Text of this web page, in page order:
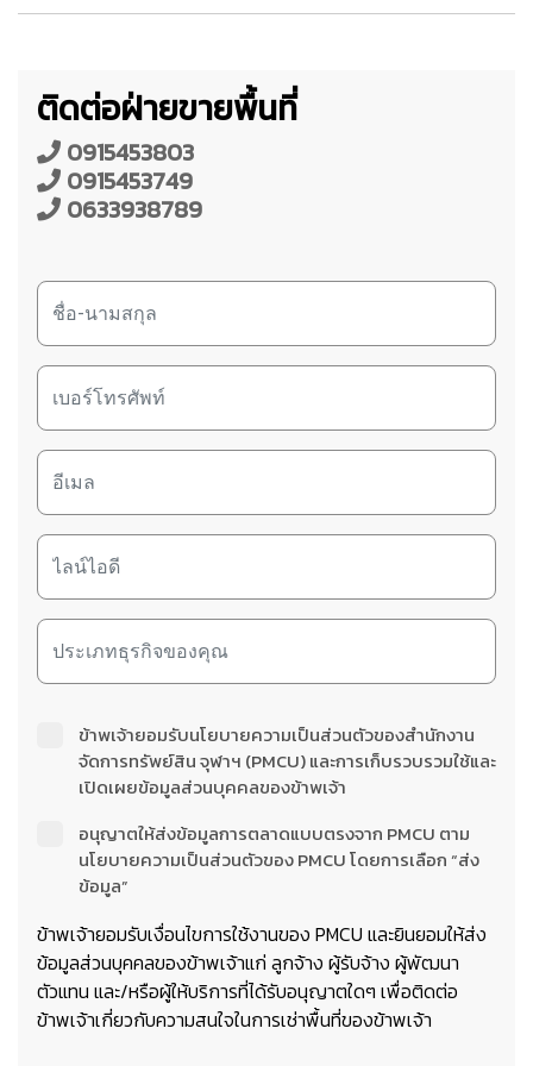
ติดต่อฝ่ายขายพื้นที่
0915453803
0915453749
0633938789
ข้าพเจ้ายอมรับนโยบายความเป็นส่วนตัวของสำนักงาน
จัดการทรัพย์สิน จุฬาฯ (PMCU) และการเก็บรวบรวมใช้และ
เปิดเผยข้อมูลส่วนบุคคลของข้าพเจ้า
อนุญาตให้ส่งข้อมูลการตลาดแบบตรงจาก PMCU ตาม
นโยบายความเป็นส่วนตัวของ PMCU โดยการเลือก “ส่ง
ข้อมูล”
ข้าพเจ้ายอมรับเงื่อนไขการใช้งานของ PMCU และยินยอมให้ส่ง
ข้อมูลส่วนบุคคลของข้าพเจ้าแก่ ลูกจ้าง ผู้รับจ้าง ผู้พัฒนา
ตัวแทน และ/หรือผู้ให้บริการที่ได้รับอนุญาตใดๆ เพื่อติดต่อ
ข้าพเจ้าเกี่ยวกับความสนใจในการเช่าพื้นที่ของข้าพเจ้า